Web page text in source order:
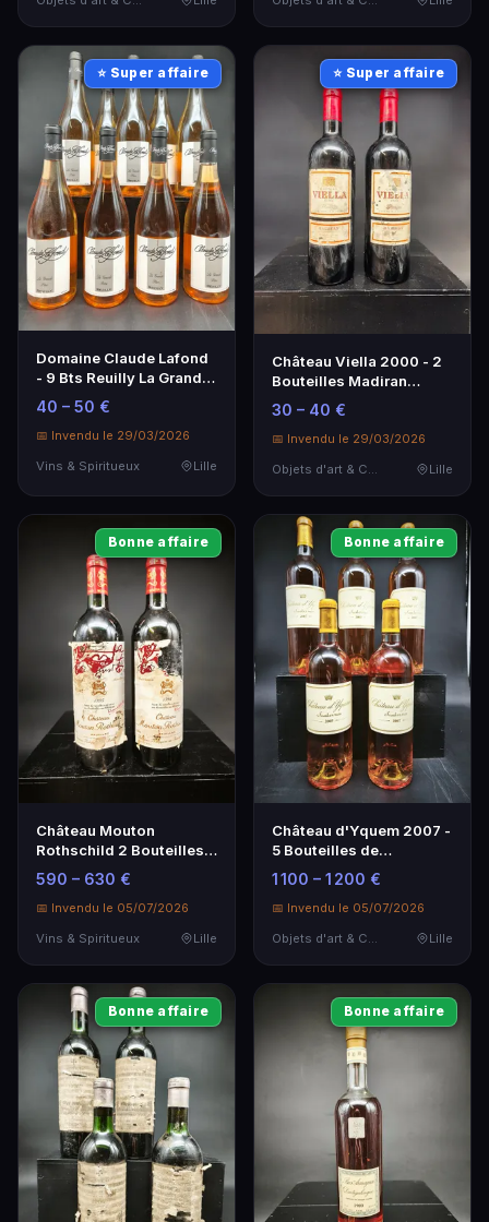
⭐ Super affaire
Domaine Claude Lafond
- 9 Bts Reuilly La Grande
Pièce 201…
40 – 50 €
📅 Invendu le 29/03/2026
Vins & Spiritueux
Lille
⭐ Super affaire
Château Viella 2000 - 2
Bouteilles Madiran
Prestige
30 – 40 €
📅 Invendu le 29/03/2026
Objets d'art & Curiosités
Lille
Bonne affaire
Château Mouton
Rothschild 2 Bouteilles 1
GCC Pauillac - Vin
d'Exception
590 – 630 €
📅 Invendu le 05/07/2026
Vins & Spiritueux
Lille
Bonne affaire
Château d'Yquem 2007 -
5 Bouteilles de
Sauternes AOC
1 100 – 1 200 €
📅 Invendu le 05/07/2026
Objets d'art & Curiosités
Lille
Bonne affaire Bonne affaire